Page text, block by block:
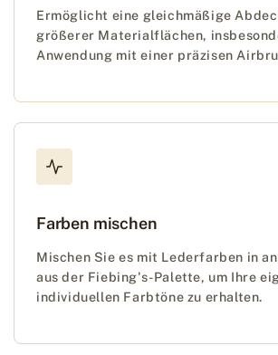
Ermöglicht eine gleichmäßige
größerer Materialflächen,
Anwendung mit einer präzisen
Farben mischen
Mischen Sie es mit Lederfarben in
aus der Fiebing's-Palette, um Ihre
individuellen Farbtöne zu erhalten.